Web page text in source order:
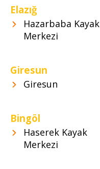
Elazığ
Hazarbaba Kayak
Merkezi
Giresun
Giresun
Bingöl
Haserek Kayak
Merkezi